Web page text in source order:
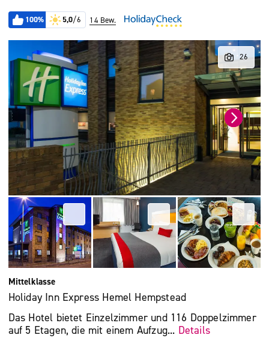
100% 5,0/6 14 Bew.
Mittelklasse
Holiday Inn Express Hemel Hempstead
Das Hotel bietet Einzelzimmer und 116 Doppelzimmer
auf 5 Etagen, die mit einem Aufzug... Details